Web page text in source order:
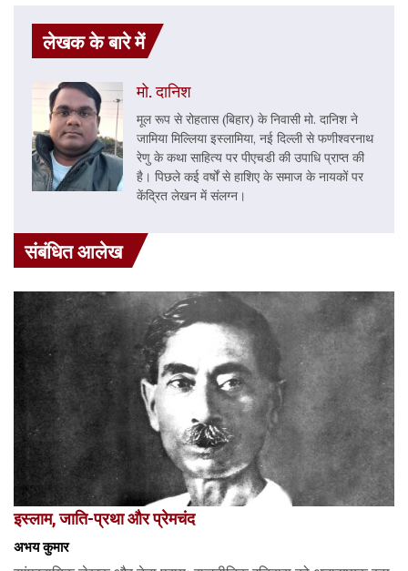
लेखक के बारे में
मो. दानिश
मूल रूप से रोहतास (बिहार) के निवासी मो. दानिश ने
जामिया मिल्लिया इस्लामिया, नई दिल्ली से फणीश्वरनाथ
रेणु के कथा साहित्य पर पीएचडी की उपाधि प्राप्त की
है। पिछले कई वर्षों से हाशिए के समाज के नायकों पर
केंद्रित लेखन में संलग्न।
संबंधित आलेख
इस्लाम, जाति-प्रथा और प्रेमचंद
अभय कुमार